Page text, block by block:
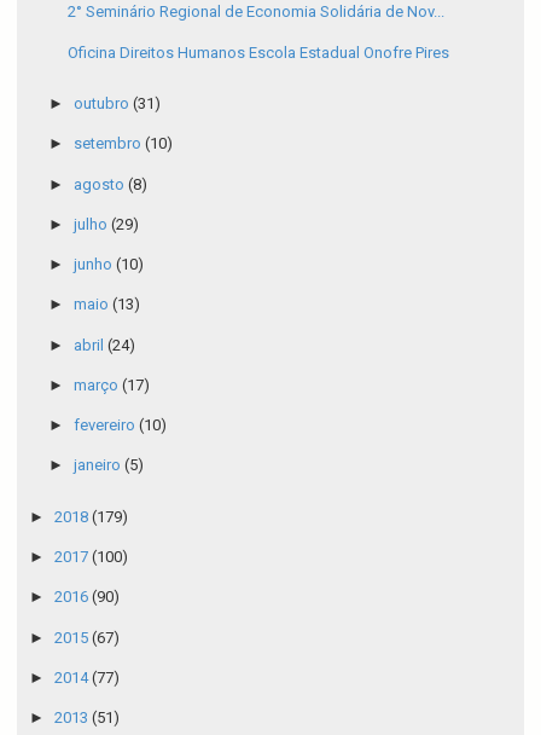
2° Seminário Regional de Economia Solidária de Nov...
Oficina Direitos Humanos Escola Estadual Onofre Pires
► outubro (31)
► setembro (10)
► agosto (8)
► julho (29)
► junho (10)
► maio (13)
► abril (24)
► março (17)
► fevereiro (10)
► janeiro (5)
► 2018 (179)
► 2017 (100)
► 2016 (90)
► 2015 (67)
► 2014(77)
► 2013 (51)